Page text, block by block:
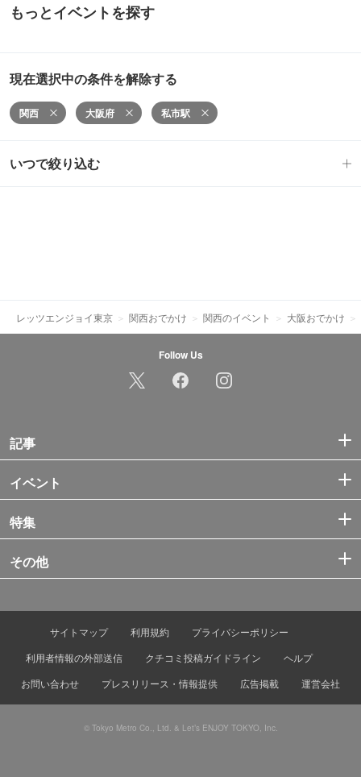
もっとイベントを探す
現在選択中の条件を解除する
関西 大阪府 私市駅
いつで絞り込む
レッツエンジョイ東京 関西おでかけ 関西のイベント 大阪おでかけ
Follow Us
記事
イベント
特集
その他
サイトマップ 利用規約
プライバシーポリシー
利用者情報の外部送信
クチコミ投稿ガイドライン
ヘルプ
お問い合わせ
プレスリリース・情報提供 広告掲載 運営会社
© Tokyo Metro Co., Ltd. & Let’s ENJOY TOKYO, Inc.